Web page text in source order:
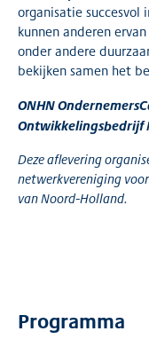
organisatie
kunnen anderen
onder andere
bekijken samen het
ONHN
Ontwikkelingsbedrijf
Deze aflevering
netwerkvereniging
van Noord-Holland.
Programma